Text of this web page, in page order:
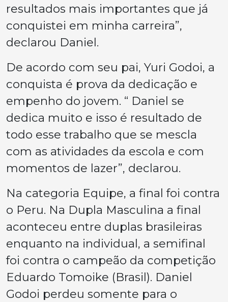
resultados mais importantes que já
conquistei em minha carreira”,
declarou Daniel.
De acordo com seu pai, Yuri Godoi, a
conquista é prova da dedicação e
empenho do jovem. “ Daniel se
dedica muito e isso é resultado de
todo esse trabalho que se mescla
com as atividades da escola e com
momentos de lazer”, declarou.
Na categoria Equipe, a final foi contra
o Peru. Na Dupla Masculina a final
aconteceu entre duplas brasileiras
enquanto na individual, a semifinal
foi contra o campeão da competição
Eduardo Tomoike (Brasil). Daniel
Godoi perdeu somente para o